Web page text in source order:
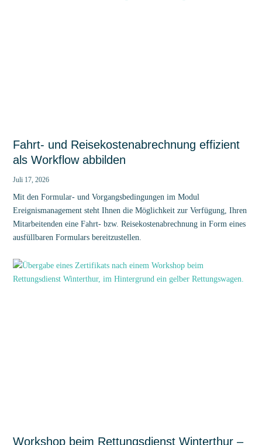
Fahrt- und Reisekostenabrechnung effizient
als Workflow abbilden
Juli 17, 2026
Mit den Formular- und Vorgangsbedingungen im Modul
Ereignismanagement steht Ihnen die Möglichkeit zur Verfügung, Ihren
Mitarbeitenden eine Fahrt- bzw. Reisekostenabrechnung in Form eines
ausfüllbaren Formulars bereitzustellen.
Workshop beim Rettungsdienst Winterthur –